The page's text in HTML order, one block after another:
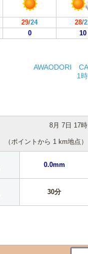
29/24 28/
0 10
AWAODORI
1
8月 7日 17時
（ポイントから 1 km地点）
0.0mm
30分